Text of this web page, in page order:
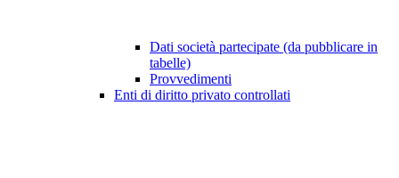
Dati società partecipate (da pubblicare in
tabelle)
Provvedimenti
Enti di diritto privato controllati